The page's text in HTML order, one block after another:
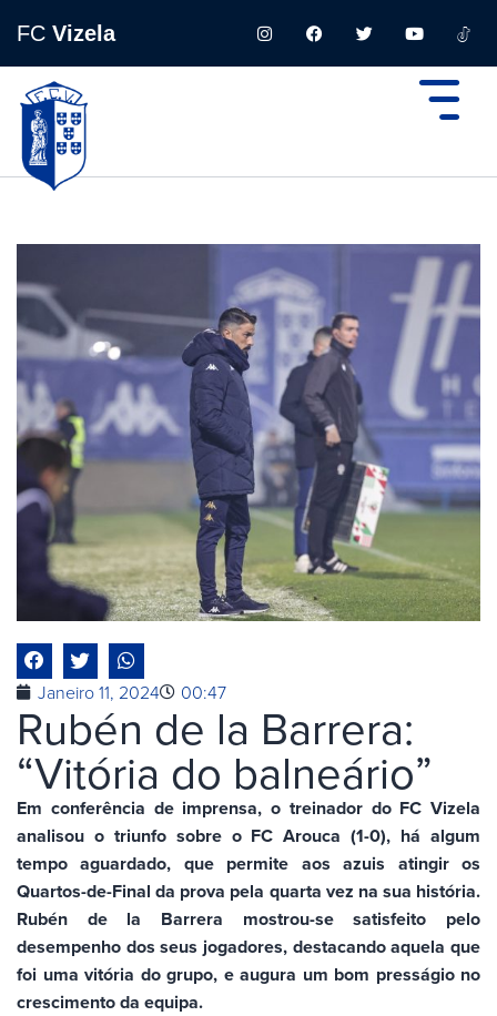
FC Vizela
Janeiro 11, 2024 00:47
Rubén de la Barrera:
“Vitória do balneário”
Em conferência de imprensa, o treinador do FC Vizela
analisou o triunfo sobre o FC Arouca (1-0), há algum
tempo aguardado, que permite aos azuis atingir os
Quartos-de-Final da prova pela quarta vez na sua história.
Rubén de la Barrera mostrou-se satisfeito pelo
desempenho dos seus jogadores, destacando aquela que
foi uma vitória do grupo, e augura um bom presságio no
crescimento da equipa.